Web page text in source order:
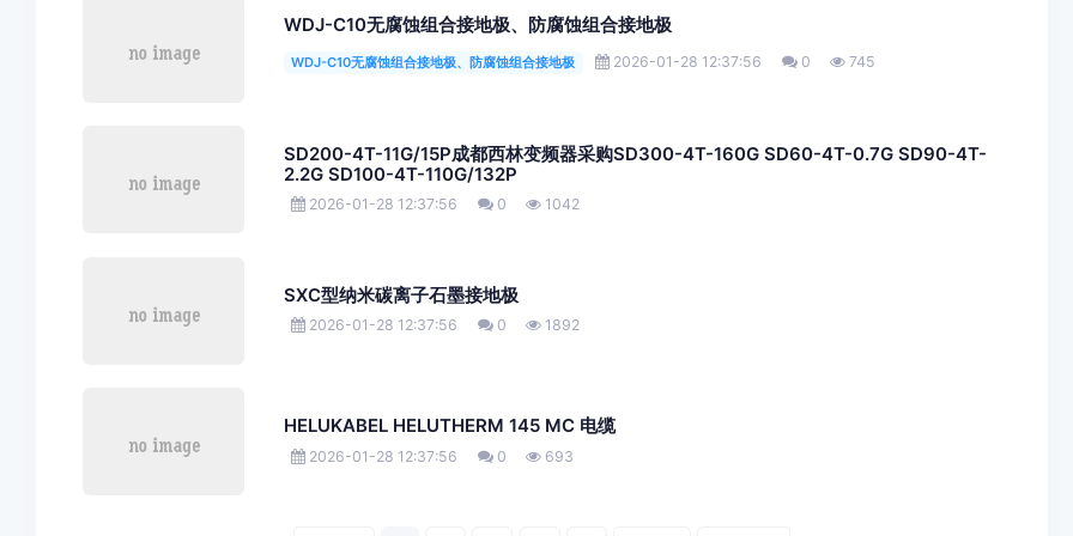
WDJ-C10无腐蚀组合接地极、防腐蚀组合接地极
WDJ-C10无腐蚀组合接地极、防腐蚀组合接地极 2026-01-28 12:37:56 0 745
SD200-4T-11G/15P成都西林变频器采购SD300-4T-160G SD60-4T-0.7G SD90-4T-
2.2G SD100-4T-110G/132P
2026-01-28 12:37:56 0 1042
SXC型纳米碳离子石墨接地极
2026-01-28 12:37:56 0 1892
HELUKABEL HELUTHERM 145 MC 电缆
2026-01-28 12:37:56 0 693